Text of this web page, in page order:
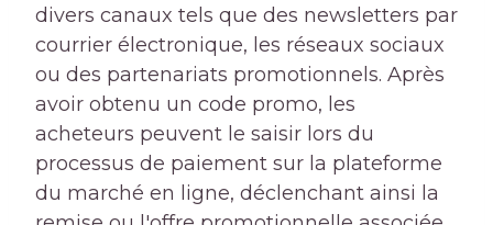
divers canaux tels que des newsletters par
courrier électronique, les réseaux sociaux
ou des partenariats promotionnels. Après
avoir obtenu un code promo, les
acheteurs peuvent le saisir lors du
processus de paiement sur la plateforme
du marché en ligne, déclenchant ainsi la